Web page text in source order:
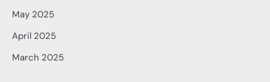
May 2025
April 2025
March 2025